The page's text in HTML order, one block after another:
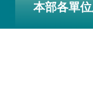
本部各單